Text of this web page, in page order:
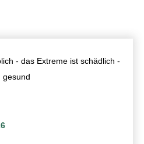
- das Extreme ist schädlich -
gesund